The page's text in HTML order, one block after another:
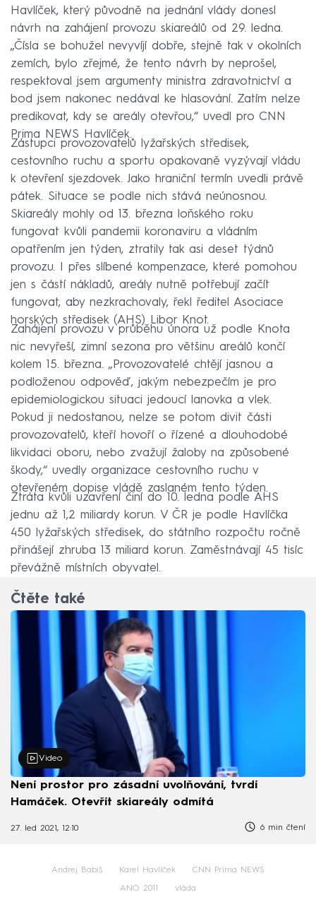
Havlíček, který původně na jednání vlády donesl
návrh na zahájení provozu skiareálů od 29. ledna.
„Čísla se bohužel nevyvíjí dobře, stejně tak v okolních
zemích, bylo zřejmé, že tento návrh by neprošel,
respektoval jsem argumenty ministra zdravotnictví a
bod jsem nakonec nedával ke hlasování. Zatím nelze
predikovat, kdy se areály otevřou,“ uvedl pro CNN
Prima NEWS Havlíček.
Zástupci provozovatelů lyžařských středisek,
cestovního ruchu a sportu opakovaně vyzývají vládu
k otevření sjezdovek. Jako hraniční termín uvedli právě
pátek. Situace se podle nich stává neúnosnou.
Skiareály mohly od 13. března loňského roku
fungovat kvůli pandemii koronaviru a vládním
opatřením jen týden, ztratily tak asi deset týdnů
provozu. I přes slíbené kompenzace, které pomohou
jen s částí nákladů, areály nutně potřebují začít
fungovat, aby nezkrachovaly, řekl ředitel Asociace
horských středisek (AHS) Libor Knot.
Zahájení provozu v průběhu února už podle Knota
nic nevyřeší, zimní sezona pro většinu areálů končí
kolem 15. března. „Provozovatelé chtějí jasnou a
podloženou odpověď, jakým nebezpečím je pro
epidemiologickou situaci jedoucí lanovka a vlek.
Pokud ji nedostanou, nelze se potom divit části
provozovatelů, kteří hovoří o řízené a dlouhodobé
likvidaci oboru, nebo zvažují žaloby na způsobené
škody,“ uvedly organizace cestovního ruchu v
otevřeném dopise vládě zaslaném tento týden.
Ztráta kvůli uzavření činí do 10. ledna podle AHS
jednu až 1,2 miliardy korun. V ČR je podle Havlíčka
450 lyžařských středisek, do státního rozpočtu ročně
přinášejí zhruba 13 miliard korun. Zaměstnávají 45 tisíc
převážně místních obyvatel.
Čtěte také
Video
Není prostor pro zásadní uvolňování, tvrdí
Hamáček. Otevřít skiareály odmítá
27. led 2021, 12:10 6 min čtení
Andrej Babiš Karel Havlíček CNN Prima NEWS
ANO 2011 vláda